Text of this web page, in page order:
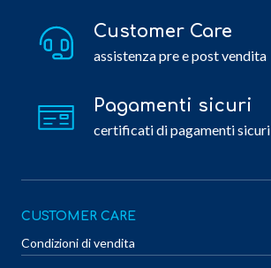
Customer Care
assistenza pre e post vendita
Pagamenti sicuri
certificati di pagamenti sicuri
CUSTOMER CARE
Condizioni di vendita